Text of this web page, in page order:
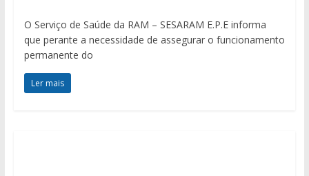
O Serviço de Saúde da RAM – SESARAM E.P.E informa
que perante a necessidade de assegurar o funcionamento
permanente do
Ler mais